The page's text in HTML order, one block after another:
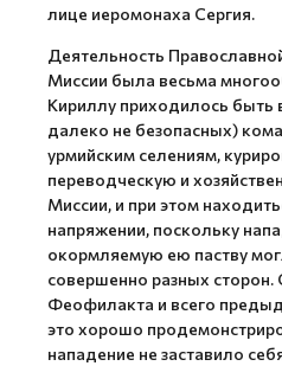
лице иеромонаха Сергия.
Деятельность
Миссии была весьма
Кириллу приходилось быть
далеко не безопасных)
урмийским селениям,
переводческую и
Миссии, и при этом
напряжении, поскольку
окормляемую ею паству
совершенно разных
Феофилакта и всего
это хорошо
нападение не заставило